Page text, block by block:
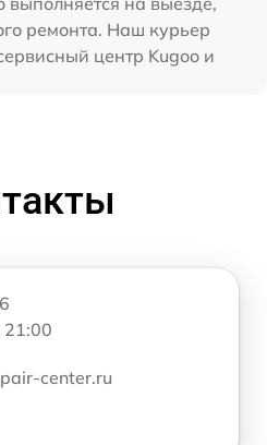
ремонта. Наш курьер
центр Kugoo и
21:00
center.ru